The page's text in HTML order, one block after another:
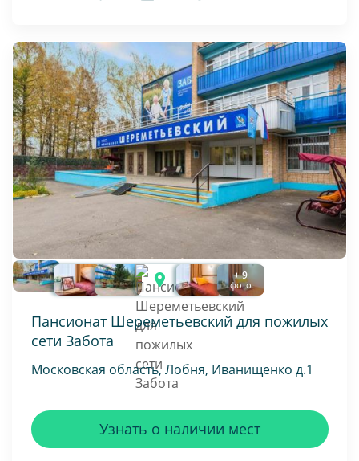
+ 9
фото
Пансионат Шереметьевский для пожилых
сети Забота
Московская область, Лобня, Иванищенко д.1
Узнать о наличии мест